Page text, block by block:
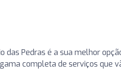
das Pedras é a sua melhor
completa de serviços que